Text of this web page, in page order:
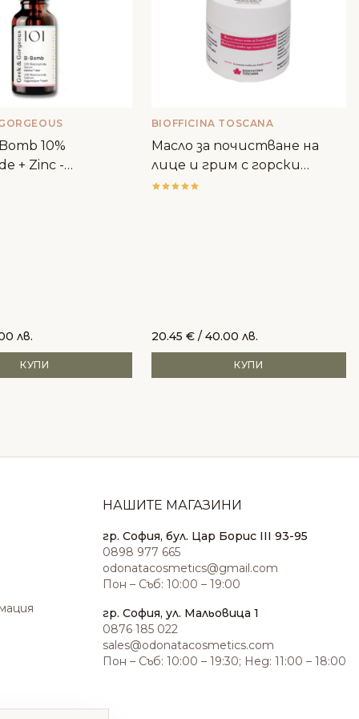
10%
+ Zinc -
лв.
КУПИ
BIOFFICINA TOSCANA
Масло за почистване на
лице и грим с горски
плодове - Biofficina Toscana
20.45 €/ 40.00 лв.
КУПИ
НАШИТЕ МАГАЗИНИ
гр. София, бул. Цар Борис III 93-95
0898 977 665
odonatacosmetics@gmail.com
Пон – Съб: 10:00 – 19:00
гр. София, ул. Мальовица 1
0876 185 022
sales@odonatacosmetics.com
Пон – Съб: 10:00 – 19:30; Нед: 11:00 – 18:00